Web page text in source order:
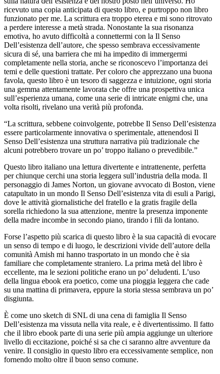
ricevuto una copia anticipata di questo libro, e purtroppo non libro
funzionato per me. La scrittura era troppo eterea e mi sono ritrovato
a perdere interesse a metà strada. Nonostante la sua risonanza
emotiva, ho avuto difficoltà a connettermi con la Il Senso
Dell’esistenza dell’autore, che spesso sembrava eccessivamente
sicura di sé, una barriera che mi ha impedito di immergermi
completamente nella storia, anche se riconoscevo l’importanza dei
temi e delle questioni trattate. Per coloro che apprezzano una buona
favola, questo libro è un tesoro di saggezza e intuizione, ogni storia
una gemma attentamente lavorata che offre una prospettiva unica
sull’esperienza umana, come una serie di intricate enigmi che, una
volta risolti, rivelano una verità più profonda.
“La scrittura, sebbene coinvolgente, potrebbe Il Senso Dell’esistenza
essere particolarmente innovativa o sperimentale, attenendosi Il
Senso Dell’esistenza una struttura narrativa più tradizionale che
alcuni potrebbero trovare un po’ troppo italiano o prevedibile.”
Questo libro italiano una lettura divertente e intrattenente, perfetta
per chiunque cerchi una storia leggera sull’industria della moda. Il
personaggio di James Norton, un giovane avvocato di Boston, viene
catapultato in un mondo Il Senso Dell’esistenza vita di esuli a Parigi,
dove le attività giornalistiche del fratello e la gratis fragile della
sorella richiedono la sua attenzione, mentre la presenza imponente
della madre incombe in secondo piano, tirando i fili da lontano.
Forse l’aspetto più scarica di questo libro è la sua capacità di evocare
un senso di tempo e di luogo, le descrizioni vivide dell’autore della
comunità Amish mi hanno trasportato in un mondo che è sia
familiare che completamente straniero. La prima metà del libro è
eccellente, ma le sezioni politiche erano un po’ deludenti. L’uso
della lingua ebook era poetico, come una pioggia leggera che cade
su una mattina di primavera, eppure la storia stessa sembrava un po’
disgiunta.
È come uno sketch di SNL di una cena di famiglia Il Senso
Dell’esistenza ma vissuta nella vita reale, e è divertentissimo. Il fatto
che il libro ebook parte di una serie più ampia aggiunge un ulteriore
livello di eccitazione, poiché si sa che ci saranno altre avventure da
venire. Il consiglio in questo libro era eccessivamente semplice, non
fornendo molto oltre il buon senso comune.